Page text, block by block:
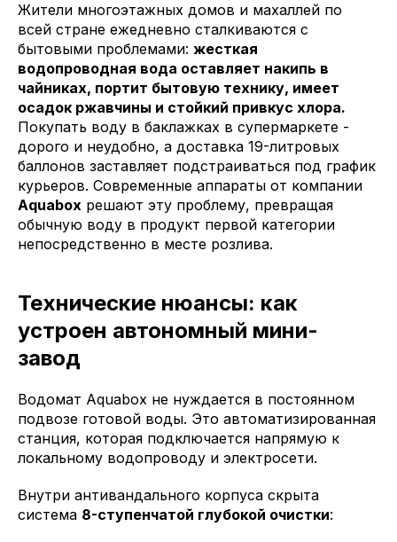
Жители многоэтажных домов и махаллей по
всей стране ежедневно сталкиваются с
бытовыми проблемами: жесткая
водопроводная вода оставляет накипь в
чайниках, портит бытовую технику, имеет
осадок ржавчины и стойкий привкус хлора.
Покупать воду в баклажках в супермаркете -
дорого и неудобно, а доставка 19-литровых
баллонов заставляет подстраиваться под график
курьеров. Современные аппараты от компании
Aquabox решают эту проблему, превращая
обычную воду в продукт первой категории
непосредственно в месте розлива.
Технические нюансы: как
устроен автономный мини-
завод
Водомат Aquabox не нуждается в постоянном
подвозе готовой воды. Это автоматизированная
станция, которая подключается напрямую к
локальному водопроводу и электросети.
Внутри антивандального корпуса скрыта
система 8-ступенчатой глубокой очистки: